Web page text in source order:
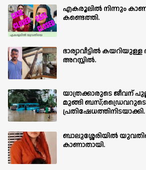
എകരൂലിൽ നിന്നും
കണ്ടെത്തി.
ഭാര്യാവീട്ടിൽ
അറസ്റ്റിൽ.
യാത്രക്കാരുടെ ജീവന്
മുങ്ങി ബസ്;ഡ്രൈവറുടെ
പ്രതിഷേധത്തിനിടയാക്കി.
ബാലുശ്ശേരിയില്‍
കാണാതായി.